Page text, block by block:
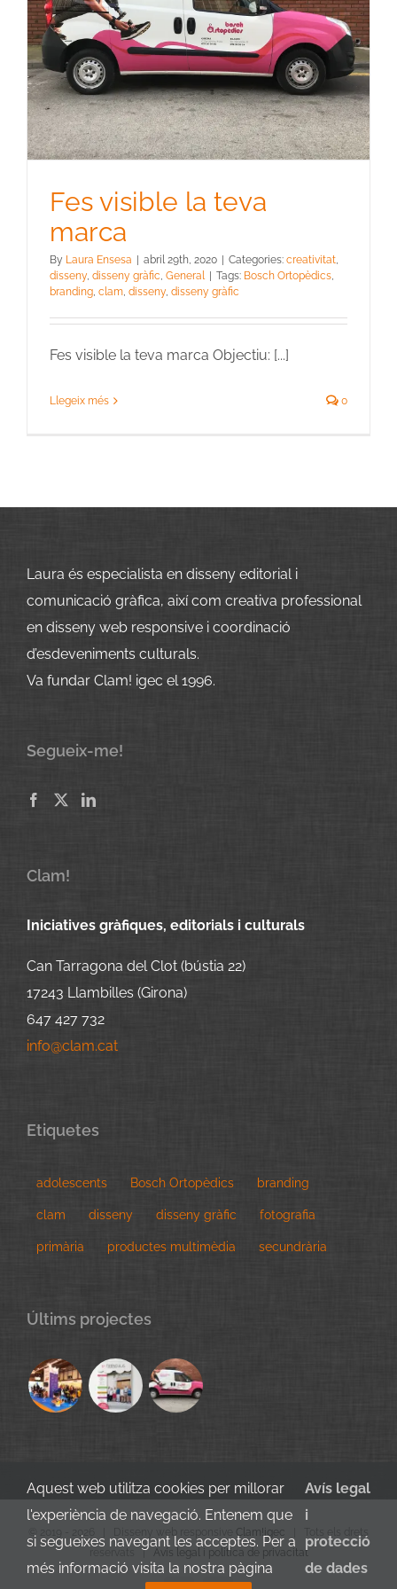
Fes visible la teva
marca
By Laura Ensesa abril 29th, 2020 Categories: creativitat,
disseny, disseny gràfic, General Tags: Bosch Ortopèdics,
branding, clam, disseny, disseny gràfic
Fes visible la teva marca Objectiu: [...]
Llegeix més 0
Laura és especialista en disseny editorial i
comunicació gràfica, així com creativa professional
en disseny web responsive i coordinació
d’esdeveniments culturals.
Va fundar Clam! igec el 1996.
Segueix-me!
Clam!
Iniciatives gràfiques, editorials i culturals
Can Tarragona del Clot (bústia 22)
17243 Llambilles (Girona)
647 427 732
info@clam.cat
Etiquetes
adolescents Bosch Ortopèdics branding
clam disseny disseny gràfic fotografia
primària productes multimèdia secundrària
Últims projectes
© 2019 - 2026 | Disseny web responsive Clam!igec
| Tots els drets
reservats | Avís legal i política de privacitat
Aquest web utilitza cookies per millorar
l'experiència de navegació. Entenem que
si segueixes navegant les acceptes. Per a
més informació visita la nostra pàgina
Avís legal
i
protecció
de dades